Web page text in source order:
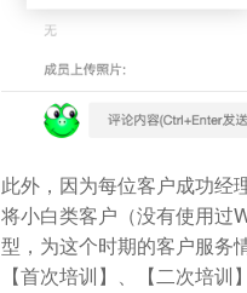
此外，因为每位客户成功经
将小白类客户（没有使用过
型，为这个时期的客户服务
【首次培训】、【二次培